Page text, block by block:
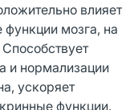
влияет
функции мозга, на
и нормализации
ускоряет
функции.